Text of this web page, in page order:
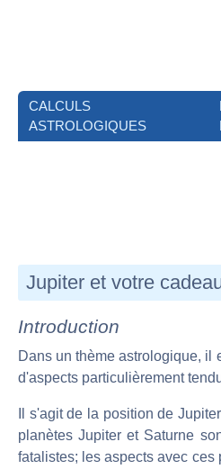
CALCULS
ASTROLOGIQUES
Jupiter et votre
Introduction
Dans un thème astrologique, il
d'aspects particulièrement
Il s'agit de la position de
planètes Jupiter et Saturne
fatalistes; les aspects avec